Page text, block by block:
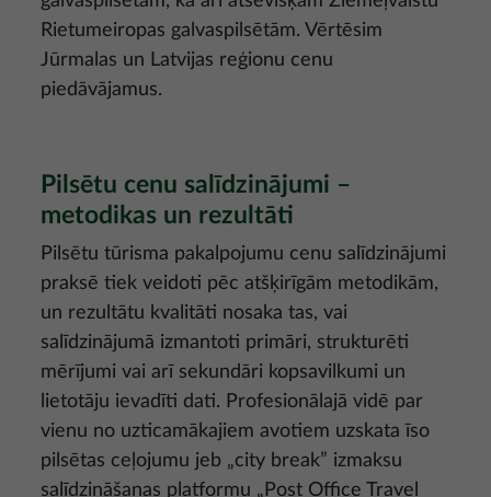
Rietumeiropas galvaspilsētām. Vērtēsim
Jūrmalas un Latvijas reģionu cenu
piedāvājamus.
Pilsētu cenu salīdzinājumi –
metodikas un rezultāti
Pilsētu tūrisma pakalpojumu cenu salīdzinājumi
praksē tiek veidoti pēc atšķirīgām metodikām,
un rezultātu kvalitāti nosaka tas, vai
salīdzinājumā izmantoti primāri, strukturēti
mērījumi vai arī sekundāri kopsavilkumi un
lietotāju ievadīti dati. Profesionālajā vidē par
vienu no uzticamākajiem avotiem uzskata īso
pilsētas ceļojumu jeb „city break” izmaksu
salīdzināšanas platformu „Post Office Travel